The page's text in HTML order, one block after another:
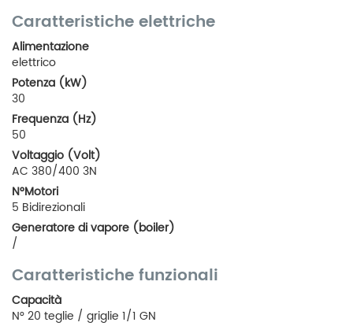
Caratteristiche elettriche
Alimentazione
elettrico
Potenza (kW)
30
Frequenza (Hz)
50
Voltaggio (Volt)
AC 380/400 3N
N°Motori
5 Bidirezionali
Generatore di vapore (boiler)
/
Caratteristiche funzionali
Capacità
N° 20 teglie / griglie 1/1 GN